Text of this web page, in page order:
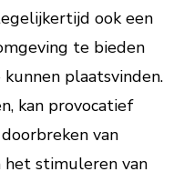
ook een
te bieden
plaatsvinden.
kan provocatief
van
stimuleren van